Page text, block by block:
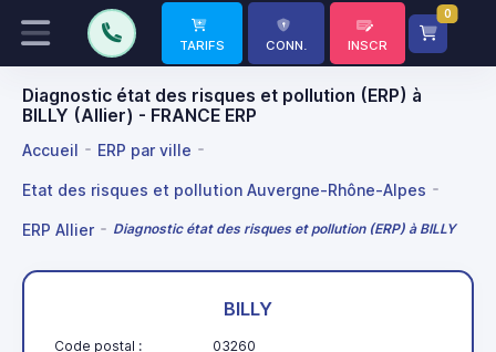
TARIFS CONN. INSCR
0
Diagnostic état des risques et pollution (ERP) à
BILLY (Allier) - FRANCE ERP
Accueil ERP par ville
Etat des risques et pollution Auvergne-Rhône-Alpes
ERP Allier Diagnostic état des risques et pollution (ERP) à BILLY
BILLY
Code postal : 03260